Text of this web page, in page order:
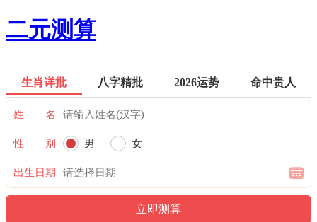
二元测算
生肖详批 八字精批 2026运势 命中贵人
姓 名
性 别 男 女
出生日期